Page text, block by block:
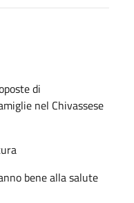
di
nel Chivassese
bene alla salute